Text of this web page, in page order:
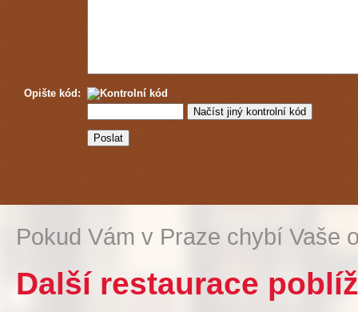
Opište kód:
Pokud Vám v Praze chybí Vaše
Další restaurace